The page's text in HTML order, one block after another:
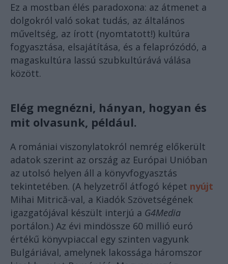
Ez a mostban élés paradoxona: az átmenet a
dolgokról való sokat tudás, az általános
műveltség, az írott (nyomtatott!) kultúra
fogyasztása, elsajátítása, és a felaprózódó, a
magaskultúra lassú szubkultúrává válása
között.
Elég megnézni, hányan, hogyan és
mit olvasunk, például.
A romániai viszonylatokról nemrég előkerült
adatok szerint az ország az Európai Unióban
az utolsó helyen áll a könyvfogyasztás
tekintetében. (A helyzetről átfogó képet nyújt
Mihai Mitrică-val, a Kiadók Szövetségének
igazgatójával készült interjú a G4Media
portálon.) Az évi mindössze 60 millió euró
értékű könyvpiaccal egy szinten vagyunk
Bulgáriával, amelynek lakossága háromszor